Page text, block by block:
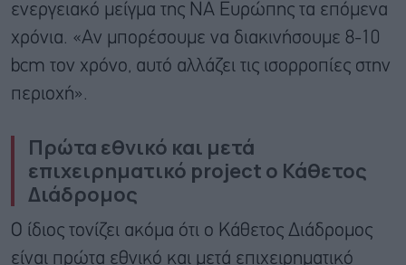
ενεργειακό μείγμα της ΝΑ Ευρώπης τα επόμενα
χρόνια. «Αν μπορέσουμε να διακινήσουμε 8-10
bcm τον χρόνο, αυτό αλλάζει τις ισορροπίες στην
περιοχή».
Πρώτα εθνικό και μετά
επιχειρηματικό project ο Κάθετος
Διάδρομος
Ο ίδιος τονίζει ακόμα ότι ο Κάθετος Διάδρομος
είναι πρώτα εθνικό και μετά επιχειρηματικό